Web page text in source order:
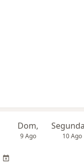
Dom,
9 Ago 10 Ago